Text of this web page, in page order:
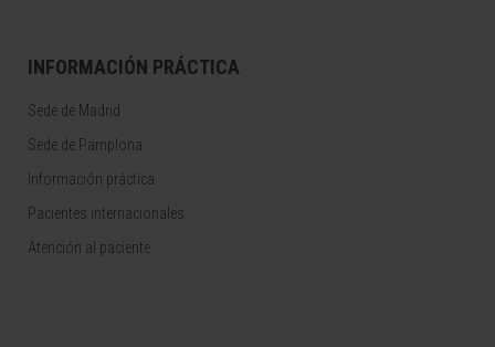
INFORMACIÓN PRÁCTICA
Sede de Madrid
Sede de Pamplona
Información práctica
Pacientes internacionales
Atención al paciente